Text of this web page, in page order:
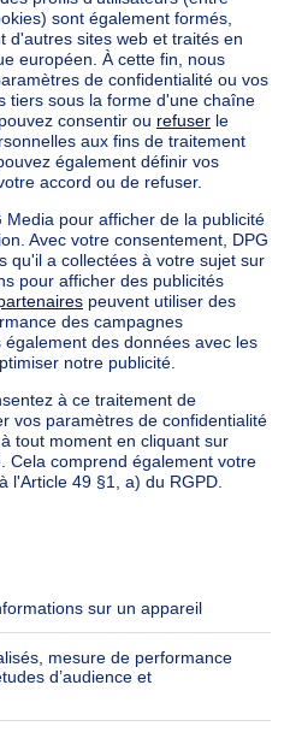
de la Belgique
Maison à vendre Espagne
à vendre Luxembourg
Pays-bas
à vendre pas cher
à louer pas cher
avec chambres
avec 3 chambres
avec 3 chambres
avec 3 chambres
3 chambres
3 chambres Bruxelles-ville
Outils
Belfius
Assurances
Check-list déménagement